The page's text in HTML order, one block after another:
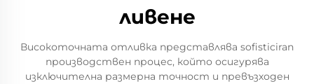
ливене
Високоточната отливка представлява sofisticiran
производствен процес, който осигурява
изключителна размерна точност и превъзходен